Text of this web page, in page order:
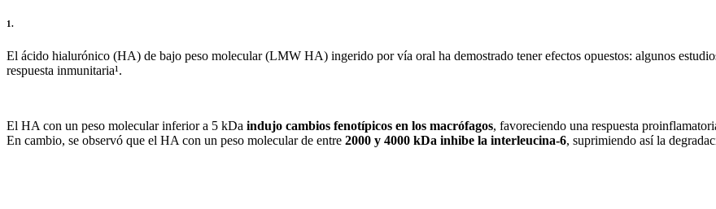
1.
El ácido hialurónico (HA) de bajo peso molecular (LMW HA) ingerido por vía oral ha demostrado tener efectos opuestos: algunos
respuesta inmunitaria¹.
El HA con un peso molecular inferior a 5 kDa indujo cambios fenotípicos en los macrófagos, favoreciendo una respuesta
En cambio, se observó que el HA con un peso molecular de entre 2000 y 4000 kDa inhibe la interleucina-6, suprimiendo así la